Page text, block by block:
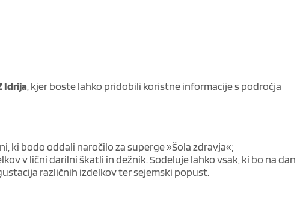
Idrija, kjer boste lahko pridobili koristne informacije s področja
ki bodo oddali naročilo za superge »Šola zdravja«;
v lični darilni škatli in dežnik. Sodeluje lahko vsak, ki bo na dan
različnih izdelkov ter sejemski popust.